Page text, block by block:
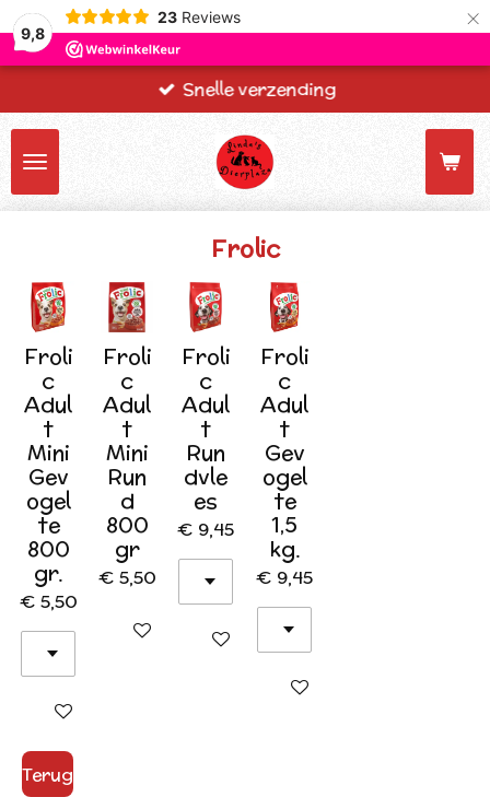
9,8
23 Reviews ×
Snelle verzending
Frolic
Froli
c
Adul
t
Mini
Gev
ogel
te
800
gr.
€ 5,50
In winkelwagen
Froli
c
Adul
t
Mini
Run
d
800
gr
€ 5,50
In winkelwagen
Froli
c
Adul
t
Run
dvle
es
€ 9,45
In winkelwagen
Froli
c
Adul
t
Gev
ogel
te
1,5
kg.
€ 9,45
In winkelwagen
Terug